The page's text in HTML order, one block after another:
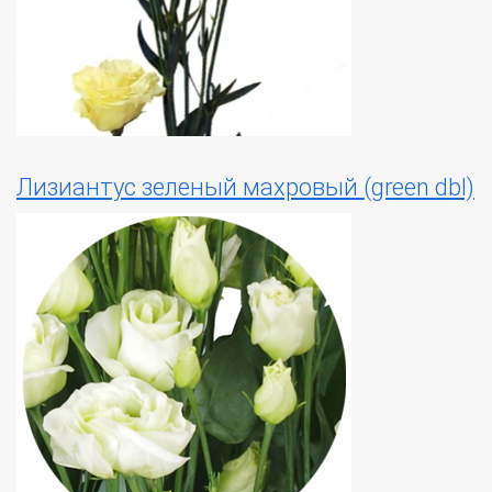
Лизиантус зеленый махровый (green dbl)